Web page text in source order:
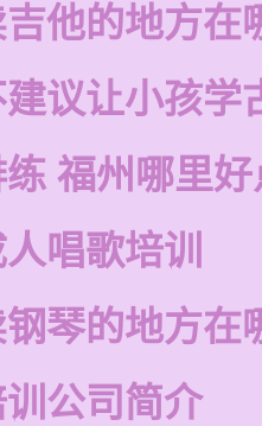
他的地方在
议让小孩学
福州哪里好
唱歌培训
琴的地方在
公司简介